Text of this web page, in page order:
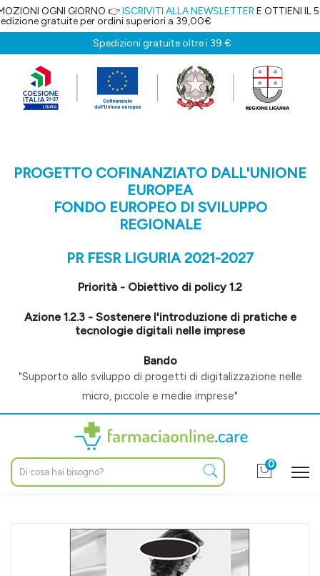
GIORNO 👉ISCRIVITI ALLA NEWSLETTERE OTTIENI IL 5% DI
per ordini superiori a 39,00€
Spedizioni gratuite oltre i 39 €
PROGETTO COFINANZIATO DALL'UNIONE
EUROPEA
FONDO EUROPEO DI SVILUPPO
REGIONALE
PR FESR LIGURIA 2021-2027
Priorità - Obiettivo di policy 1.2
Azione 1.2.3 - Sostenere l'introduzione di pratiche e
tecnologie digitali nelle imprese
Bando
"Supporto allo sviluppo di progetti di digitalizzazione nelle
micro, piccole e medie imprese"
0
Solidea Linea Preventiva Naomi Collant 70 Den Compressione
Graduata 4-L Glacè